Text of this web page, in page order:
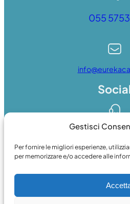
Gestisci
Per fornire le migliori esperienze,
per memorizzare e/o accedere alle
055